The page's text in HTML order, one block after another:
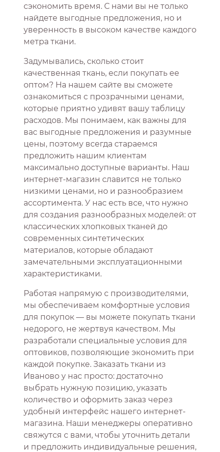
сэкономить время. С нами вы не только
найдете выгодные предложения, но и
уверенность в высоком качестве каждого
метра ткани.
Задумывались, сколько стоит
качественная ткань, если покупать ее
оптом? На нашем сайте вы сможете
ознакомиться с прозрачными ценами,
которые приятно удивят вашу таблицу
расходов. Мы понимаем, как важны для
вас выгодные предложения и разумные
цены, поэтому всегда стараемся
предложить нашим клиентам
максимально доступные варианты. Наш
интернет-магазин славится не только
низкими ценами, но и разнообразием
ассортимента. У нас есть все, что нужно
для создания разнообразных моделей: от
классических хлопковых тканей до
современных синтетических
материалов, которые обладают
замечательными эксплуатационными
характеристиками.
Работая напрямую с производителями,
мы обеспечиваем комфортные условия
для покупок — вы можете покупать ткани
недорого, не жертвуя качеством. Мы
разработали специальные условия для
оптовиков, позволяющие экономить при
каждой покупке. Заказать ткани из
Иваново у нас просто: достаточно
выбрать нужную позицию, указать
количество и оформить заказ через
удобный интерфейс нашего интернет-
магазина. Наши менеджеры оперативно
свяжутся с вами, чтобы уточнить детали
и предложить индивидуальные решения,